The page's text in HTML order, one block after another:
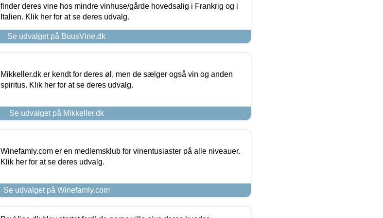
finder deres vine hos mindre vinhuse/gårde hovedsalig i Frankrig og i
Italien. Klik her for at se deres udvalg.
Se udvalget på BuusVine.dk
Mikkeller.dk er kendt for deres øl, men de sælger også vin og anden
spiritus. Klik her for at se deres udvalg.
Se udvalget på Mikkeller.dk
Winefamly.com er en medlemsklub for vinentusiaster på alle niveauer.
Klik her for at se deres udvalg.
Se udvalget på Winefamly.com